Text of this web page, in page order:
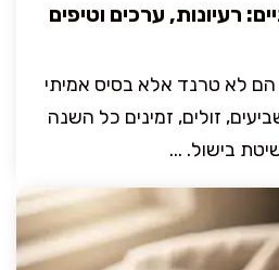
רעיונות, ערכים וטיפים
הם לא טרנד אלא בסיס אמיתי
זולים, זמינים כל השנה
בישול. ...